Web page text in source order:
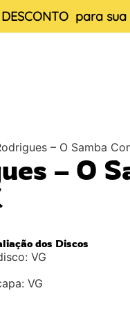
para
– O Samba
– O
dos Discos
VG
VG